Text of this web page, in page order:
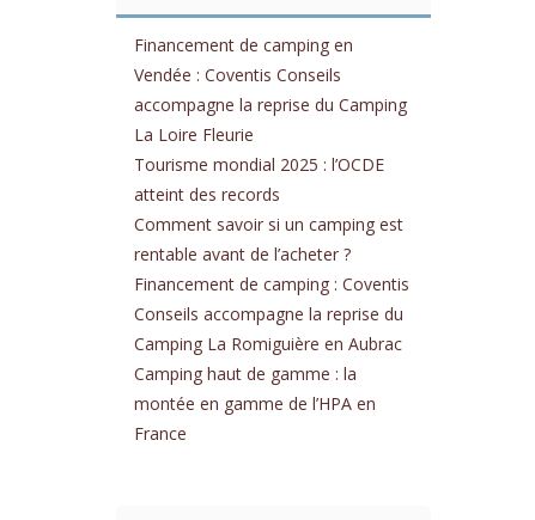
Financement de camping en
Vendée : Coventis Conseils
accompagne la reprise du Camping
La Loire Fleurie
Tourisme mondial 2025 : l’OCDE
atteint des records
Comment savoir si un camping est
rentable avant de l’acheter ?
Financement de camping : Coventis
Conseils accompagne la reprise du
Camping La Romiguière en Aubrac
Camping haut de gamme : la
montée en gamme de l’HPA en
France